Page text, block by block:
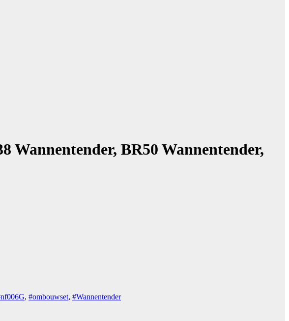
Wannentender, BR50 Wannentender,
, #ombouwset, #Wannentender